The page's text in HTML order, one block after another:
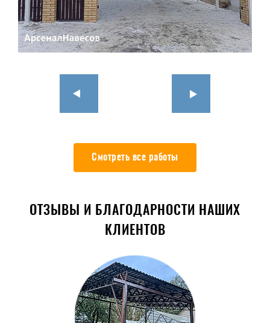
Смотреть все работы
ОТЗЫВЫ И БЛАГОДАРНОСТИ НАШИХ
КЛИЕНТОВ